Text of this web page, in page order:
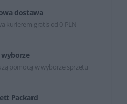
dostawa
kurierem gratis od 0 PLN
pomocą w wyborze sprzętu
Packard